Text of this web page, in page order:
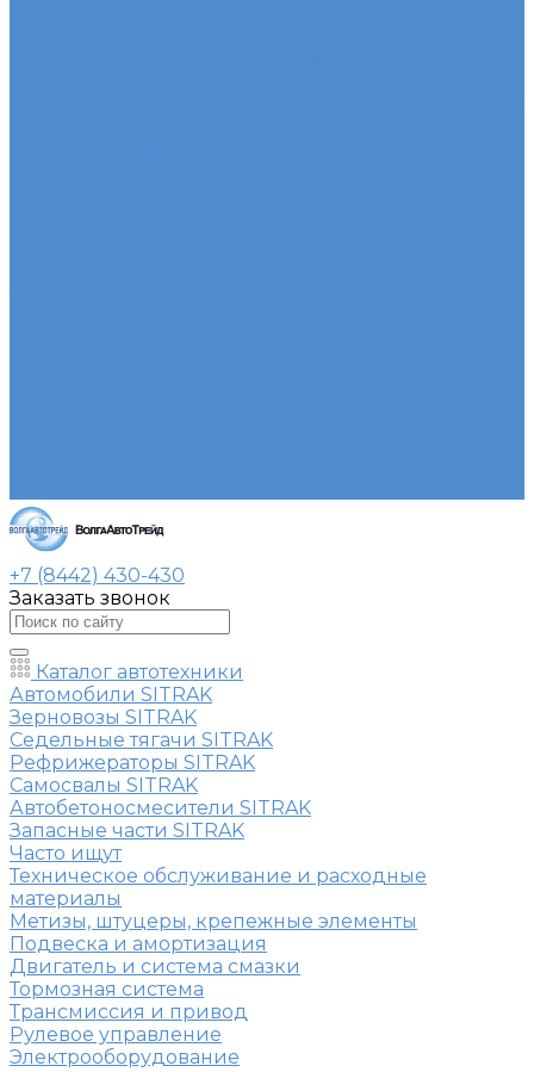
+7 (8442) 430-430
Заказать звонок
Каталог автотехники
Автомобили SITRAK
Зерновозы SITRAK
Седельные тягачи SITRAK
Рефрижераторы SITRAK
Самосвалы SITRAK
Автобетоносмесители SITRAK
Запасные части SITRAK
Часто ищут
Техническое обслуживание и расходные
материалы
Метизы, штуцеры, крепежные элементы
Подвеска и амортизация
Двигатель и система смазки
Тормозная система
Трансмиссия и привод
Рулевое управление
Электрооборудование